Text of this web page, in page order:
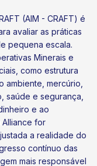
(AIM - CRAFT) é
avaliar as práticas
pequena escala.
Minerais e
como estrutura
ambiente, mercúrio,
saúde e segurança,
e ao
Alliance for
a realidade do
contínuo das
mais responsável